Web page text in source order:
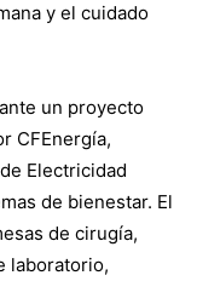
y el cuidado
un proyecto
CFEnergía,
Electricidad
de bienestar. El
de cirugía,
laboratorio,